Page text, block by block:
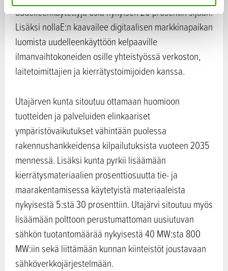
uudelleenkäytettyjä osia nykyisen 20 prosentin sijaan.
Lisäksi nollaE:n kaavailee digitaalisen markkinapaikan
luomista uudelleenkäyttöön kelpaaville
ilmanvaihtokoneiden osille yhteistyössä verkoston,
laitetoimittajien ja kierrätystoimijoiden kanssa.
Utajärven kunta sitoutuu ottamaan huomioon
tuotteiden ja palveluiden elinkaariset
ympäristövaikutukset vähintään puolessa
rakennushankkeidensa kilpailutuksista vuoteen 2035
mennessä. Lisäksi kunta pyrkii lisäämään
kierrätysmateriaalien prosenttiosuutta tie- ja
maarakentamisessa käytetyistä materiaaleista
nykyisestä 5:stä 30 prosenttiin. Utajärvi sitoutuu myös
lisäämään polttoon perustumattoman uusiutuvan
sähkön tuotantomäärää nykyisestä 40 MW:sta 800
MW:iin sekä liittämään kunnan kiinteistöt joustavaan
sähköverkkojärjestelmään.